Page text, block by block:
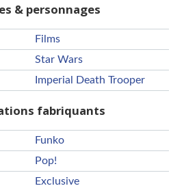
& personnages
Films
Star Wars
Imperial Death Trooper
fabriquants
Funko
Pop!
Exclusive